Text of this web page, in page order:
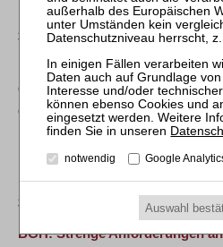
30.07.2026
Mündliche Verhandlung in
Gesetzgebungskompetenzen“
Oktober 2026, 14.00 Uhr
Pressemitteilung Nr. 48/2026 vom
Erste Senat des
30.07.2026
BGH: Strenge Anforderungen
notwendig Google
Auswahl